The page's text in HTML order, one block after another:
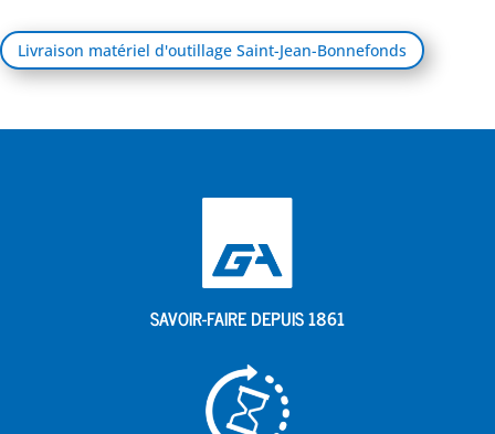
Livraison matériel d'outillage Saint-Jean-Bonnefonds
SAVOIR-FAIRE DEPUIS 1861